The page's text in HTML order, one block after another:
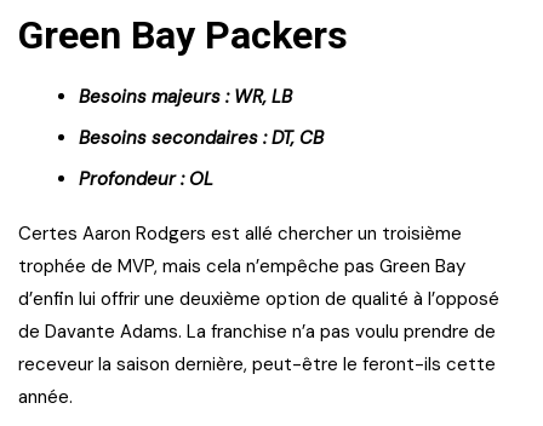
Green Bay Packers
Besoins majeurs : WR, LB
Besoins secondaires : DT, CB
Profondeur : OL
Certes Aaron Rodgers est allé chercher un troisième
trophée de MVP, mais cela n’empêche pas Green Bay
d’enfin lui offrir une deuxième option de qualité à l’opposé
de Davante Adams. La franchise n’a pas voulu prendre de
receveur la saison dernière, peut-être le feront-ils cette
année.